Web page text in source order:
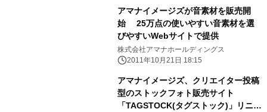
アマナイメージズが音素材を販売開
始 25万点の使いやすい音素材を選
びやすいWebサイトで提供
株式会社アマナホールディングス
2011年10月21日 18:15
アマナイメージズ、クリエイター投稿
型のストックフォト販売サイト
「TAGSTOCK(タグストック)」リニュ